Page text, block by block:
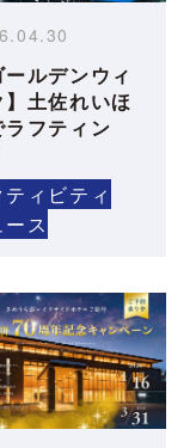
ールデンウィ
】土佐れいほ
ラフティン
ティビティ
ス